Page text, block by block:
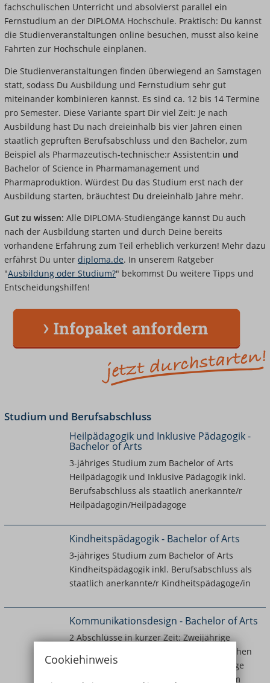
Cookiehinweis
fachschulischen Unterricht und absolvierst parallel ein
Fernstudium an der DIPLOMA Hochschule. Praktisch: Du kannst
die Studienveranstaltungen online besuchen, musst also keine
Fahrten zur Hochschule einplanen.
Die Studienveranstaltungen finden überwiegend an Samstagen
statt, sodass Du Ausbildung und Fernstudium sehr gut
miteinander kombinieren kannst. Es sind ca. 12 bis 14 Termine
pro Semester. Diese Variante spart Dir viel Zeit: Je nach
Ausbildung hast Du nach dreieinhalb bis vier Jahren einen
staatlich geprüften Berufsabschluss und den Bachelor, zum
Beispiel als Pharmazeutisch-technische:r Assistent:in und
Bachelor of Science in Pharmamanagement und
Pharmaproduktion. Würdest Du das Studium erst nach der
Ausbildung starten, bräuchtest Du dreieinhalb Jahre mehr.
Gut zu wissen: Alle DIPLOMA-Studiengänge kannst Du auch
nach der Ausbildung starten und durch Deine bereits
vorhandene Erfahrung zum Teil erheblich verkürzen! Mehr dazu
erfährst Du unter diploma.de. In unserem Ratgeber
"Ausbildung oder Studium?" bekommst Du weitere Tipps und
Entscheidungshilfen!
Studium und Berufsabschluss
Heilpädagogik und Inklusive Pädagogik -
Bachelor of Arts
3-jähriges Studium zum Bachelor of Arts
Heilpädagogik und Inklusive Pädagogik inkl.
Berufsabschluss als staatlich anerkannte/r
Heilpädagogin/Heilpädagoge
Kindheitspädagogik - Bachelor of Arts
3-jähriges Studium zum Bachelor of Arts
Kindheitspädagogik inkl. Berufsabschluss als
staatlich anerkannte/r Kindheitspädagoge/in
Kommunikationsdesign - Bachelor of Arts
2 Abschlüsse in kurzer Zeit: Zweijährige
Ausbildung zum/zur Gestaltungstechnischen
Assistenten bzw. Assistentin oder 3-jährige
Ausbildung in Grafikdesign+ Studium zum